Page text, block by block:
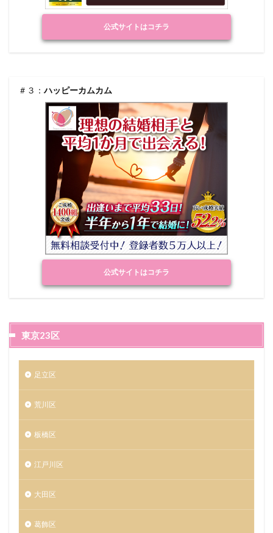
公式サイトはコチラ
＃３：ハッピーカムカム
公式サイトはコチラ
東京23区
足立区
荒川区
板橋区
江戸川区
大田区
葛飾区